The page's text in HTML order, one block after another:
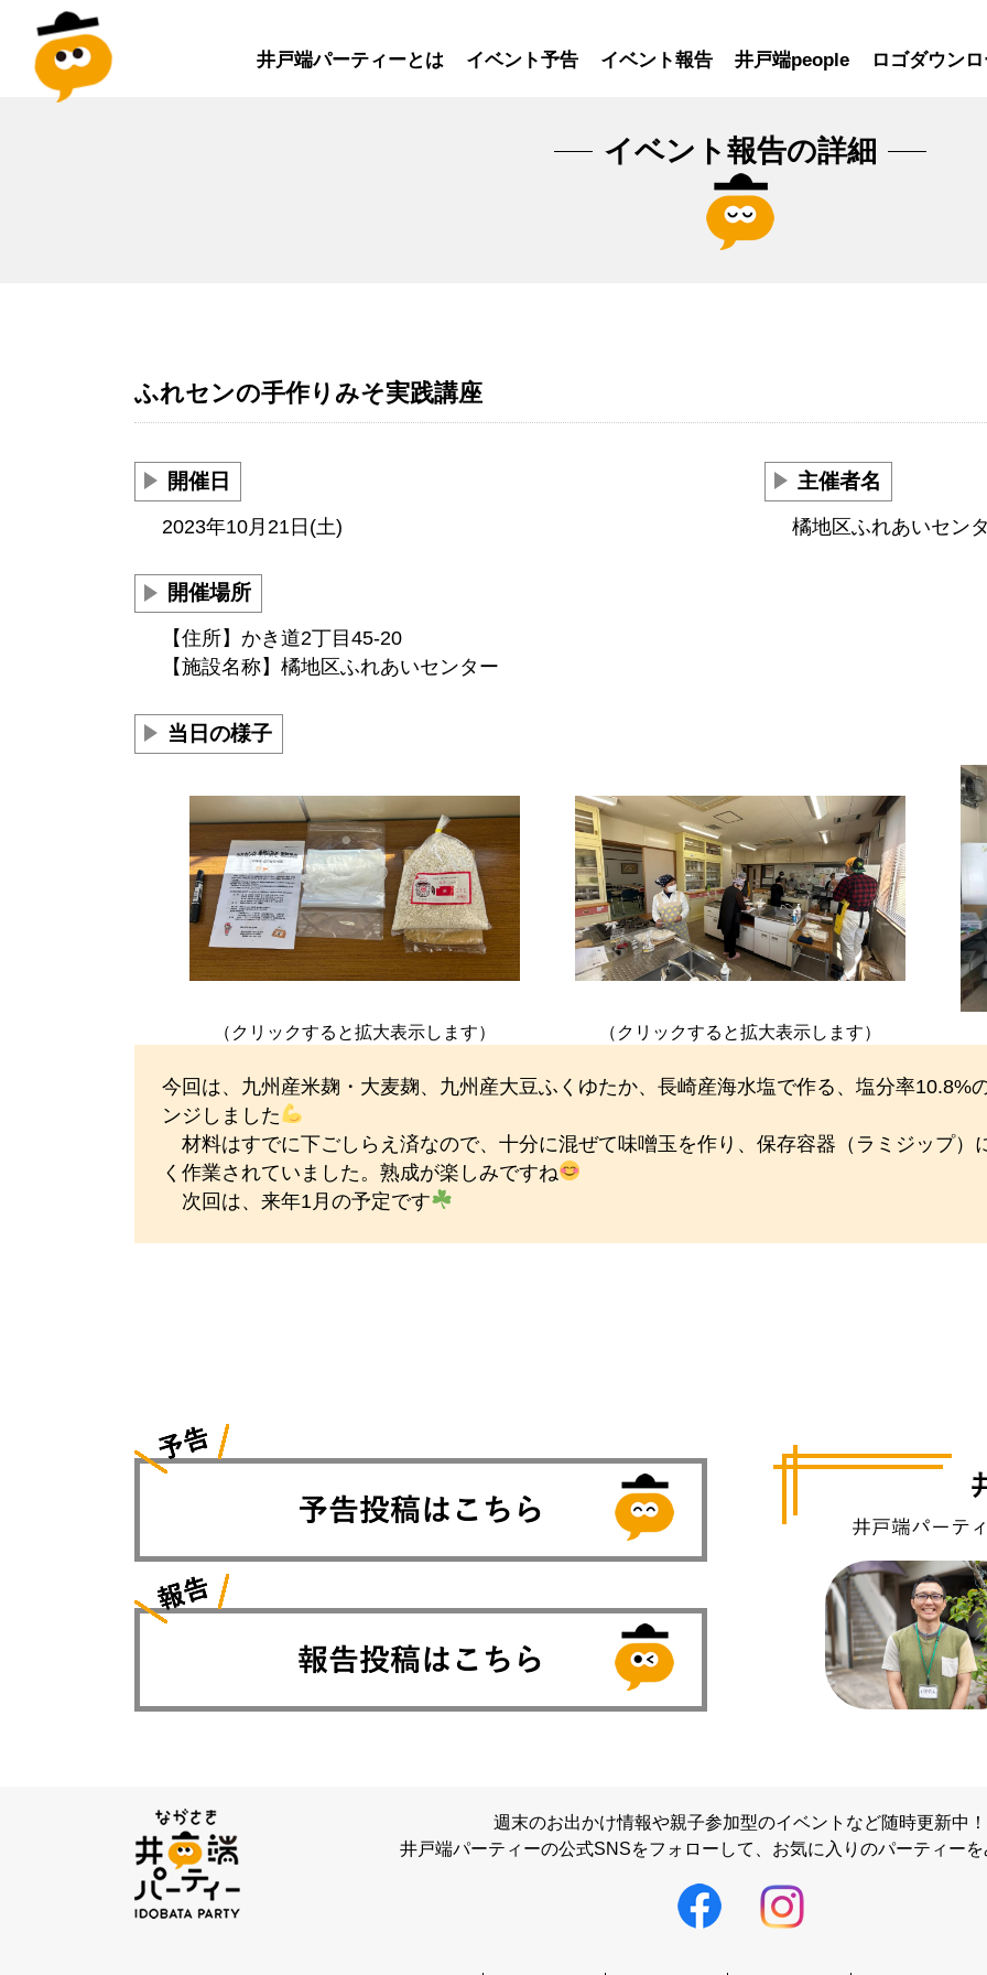
井戸端パーティーとは イベント予告 イベント報告 井戸端people ロゴダウン
イベント報告の詳細
ふれセンの手作りみそ実践講座
開催日
2023年10月21日(土)
開催場所
【住所】かき道2丁目45-20
【施設名称】橘地区ふれあいセンター
主催者名
橘地区ふれあいセン
当日の様子
（クリックすると拡大表示します） （クリックすると拡大表示します）
今回は、九州産米麹・大麦麹、九州産大豆ふくゆたか、長崎産海水塩で作る、塩分率10.8%
ンジしました
材料はすでに下ごしらえ済なので、十分に混ぜて味噌玉を作り、保存容器（ラミジップ）
く作業されていました。熟成が楽しみですね
次回は、来年1月の予定です
週末のお出かけ情報や親子参加型のイベントなど随時更新中！
井戸端パーティーの公式SNSをフォローして、
お気に入りのパーティー